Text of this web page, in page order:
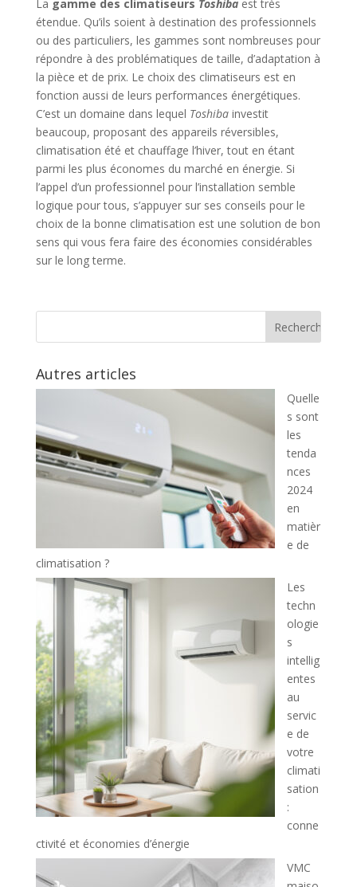
La gamme des climatiseurs Toshibaest très
étendue. Qu’ils soient à destination des professionnels
ou des particuliers, les gammes sont nombreuses pour
répondre à des problématiques de taille, d’adaptation à
la pièce et de prix. Le choix des climatiseurs est en
fonction aussi de leurs performances énergétiques.
C’est un domaine dans lequel Toshibainvestit
beaucoup, proposant des appareils réversibles,
climatisation été et chauffage l’hiver, tout en étant
parmi les plus économes du marché en énergie. Si
l’appel d’un professionnel pour l’installation semble
logique pour tous, s’appuyer sur ses conseils pour le
choix de la bonne climatisation est une solution de bon
sens qui vous fera faire des économies considérables
sur le long terme.
Autres articles
Quelle
s sont
les
tenda
nces
2024
en
matièr
e de
climatisation ?
Les
techn
ologie
s
intellig
entes
au
servic
e de
votre
climati
sation
:
conne
ctivité et économies d’énergie
VMC